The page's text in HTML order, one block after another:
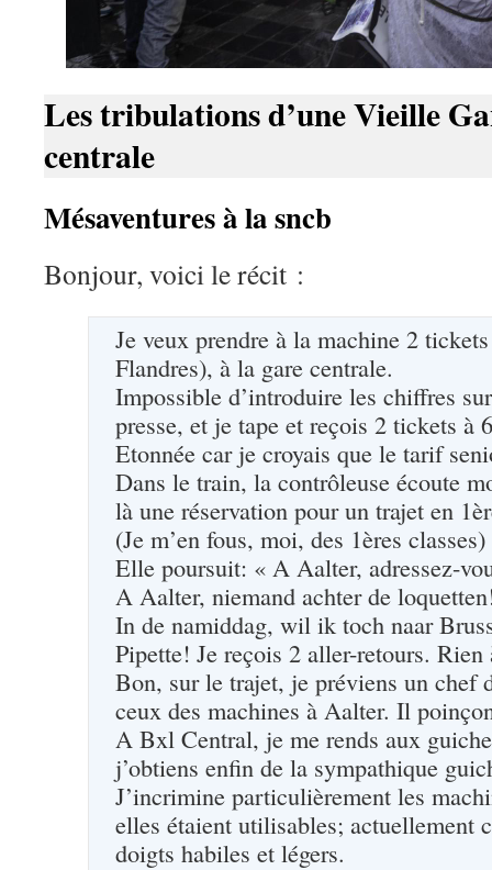
Les tribulations d’une Vieille
centrale
Mésaventures à la sncb
Bonjour, voici le récit :
Je veux prendre à la machine 2
Flandres), à la gare centrale.
Impossible d’introduire les chiffres
presse, et je tape et reçois 2 tickets à
Etonnée car je croyais que le tarif
Dans le train, la contrôleuse écoute
là une réservation pour un trajet en
(Je m’en fous, moi, des 1ères
Elle poursuit: « A Aalter, adressez-
A Aalter, niemand achter de
In de namiddag, wil ik toch naar
Pipette! Je reçois 2 aller-retours.
Bon, sur le trajet, je préviens un chef
ceux des machines à Aalter. Il
A Bxl Central, je me rends aux
j’obtiens enfin de la sympathique
J’incrimine particulièrement les
elles étaient utilisables; actuellement
doigts habiles et légers.